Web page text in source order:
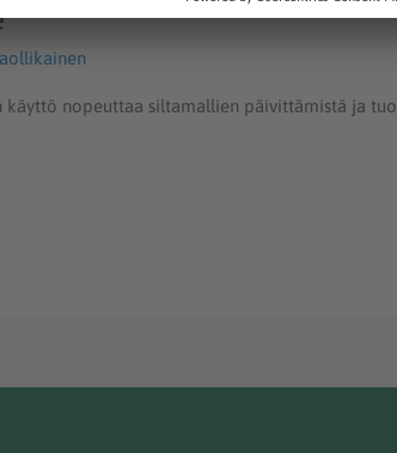
käyttö nopeuttaa siltamallien päivittämistä ja tuo